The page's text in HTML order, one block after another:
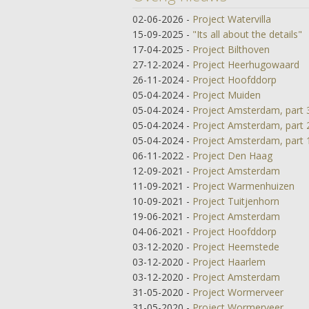
02-06-2026 - Project Watervilla
15-09-2025 - "Its all about the details"
17-04-2025 - Project Bilthoven
27-12-2024 - Project Heerhugowaard
26-11-2024 - Project Hoofddorp
05-04-2024 - Project Muiden
05-04-2024 - Project Amsterdam, part
05-04-2024 - Project Amsterdam, part
05-04-2024 - Project Amsterdam, part 1
06-11-2022 - Project Den Haag
12-09-2021 - Project Amsterdam
11-09-2021 - Project Warmenhuizen
10-09-2021 - Project Tuitjenhorn
19-06-2021 - Project Amsterdam
04-06-2021 - Project Hoofddorp
03-12-2020 - Project Heemstede
03-12-2020 - Project Haarlem
03-12-2020 - Project Amsterdam
31-05-2020 - Project Wormerveer